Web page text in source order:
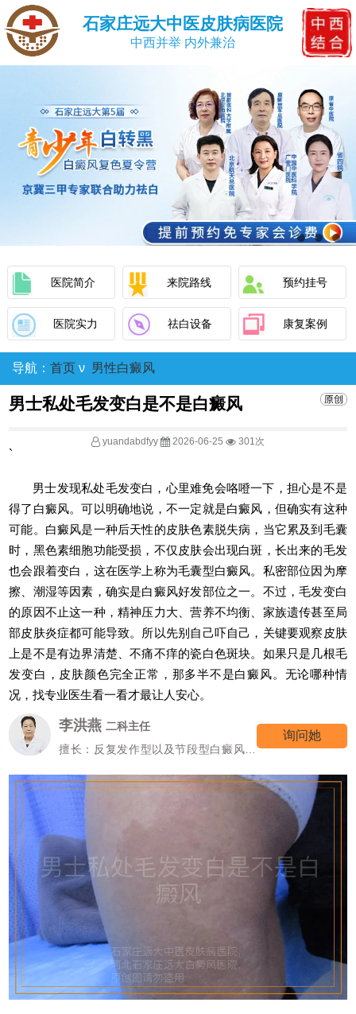
石家庄远大中医皮肤病医院
中西并举 内外兼治
医院简介 来院路线 预约挂号
医院实力 祛白设备 康复案例
导航： 首页 ν 男性白癜风
男士私处毛发变白是不是白癜风
yuandabdfyy 2026-06-25 301次
`
男士发现私处毛发变白，心里难免会咯噔一下，担心是不是
得了白癜风。可以明确地说，不一定就是白癜风，但确实有这种
可能。白癜风是一种后天性的皮肤色素脱失病，当它累及到毛囊
时，黑色素细胞功能受损，不仅皮肤会出现白斑，长出来的毛发
也会跟着变白，这在医学上称为毛囊型白癜风。私密部位因为摩
擦、潮湿等因素，确实是白癜风好发部位之一。不过，毛发变白
的原因不止这一种，精神压力大、营养不均衡、家族遗传甚至局
部皮肤炎症都可能导致。所以先别自己吓自己，关键要观察皮肤
上是不是有边界清楚、不痛不痒的瓷白色斑块。如果只是几根毛
发变白，皮肤颜色完全正常，那多半不是白癜风。无论哪种情
况，找专业医生看一看才最让人安心。
高霞 七科主任
擅长：女性/颜面型白癜风的诊治
询问她